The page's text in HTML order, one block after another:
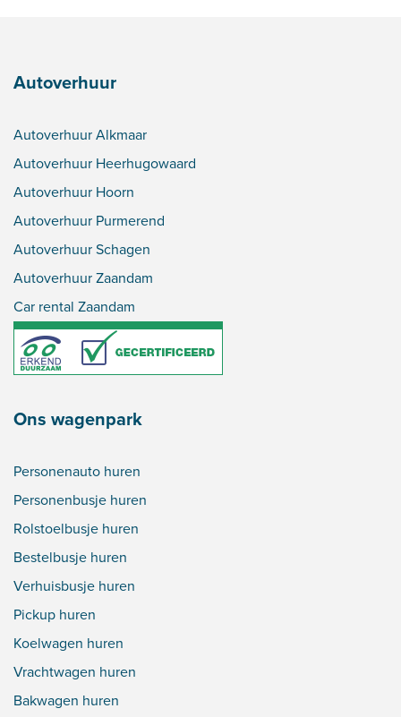
Autoverhuur
Autoverhuur Alkmaar
Autoverhuur Heerhugowaard
Autoverhuur Hoorn
Autoverhuur Purmerend
Autoverhuur Schagen
Autoverhuur Zaandam
Car rental Zaandam
Ons wagenpark
Personenauto huren
Personenbusje huren
Rolstoelbusje huren
Bestelbusje huren
Verhuisbusje huren
Pickup huren
Koelwagen huren
Vrachtwagen huren
Bakwagen huren